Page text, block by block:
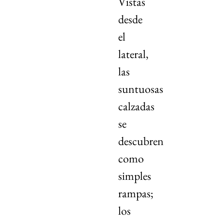
desde
el
lateral,
las
suntuosas
calzadas
se
descubren
como
simples
rampas;
los